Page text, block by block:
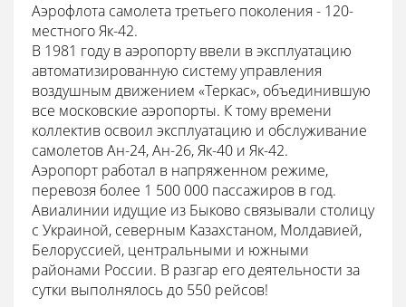
Аэрофлота самолета третьего поколения - 120-
местного Як-42.
В 1981 году в аэропорту ввели в эксплуатацию
автоматизированную систему управления
воздушным движением «Теркас», объединившую
все московские аэропорты. К тому времени
коллектив освоил эксплуатацию и обслуживание
самолетов Ан-24, Ан-26, Як-40 и Як-42.
Аэропорт работал в напряженном режиме,
перевозя более 1 500 000 пассажиров в год.
Авиалинии идущие из Быково связывали столицу
с Украиной, северным Казахстаном, Молдавией,
Белоруссией, центральными и южными
районами России. В разгар его деятельности за
сутки выполнялось до 550 рейсов!